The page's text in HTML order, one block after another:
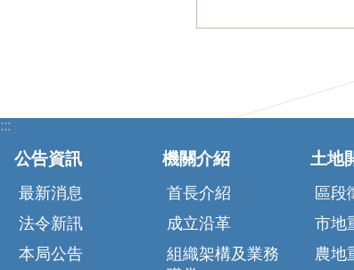
:::
公告資訊
最新消息
法令新訊
本局公告
機關介紹
首長介紹
成立沿革
組織架構及業務
土地
區段
市地
農地